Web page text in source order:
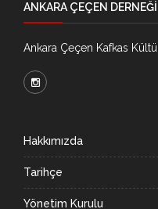
ANKARA ÇEÇEN DERNEĞİ
Ankara Çeçen Kafkas
Hakkımızda
Tarihçe
Yönetim Kurulu